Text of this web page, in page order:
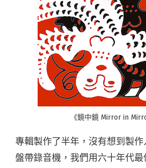
《鏡中鏡 Mirror in
專輯製作了半年，沒有想到製
盤帶錄音機，我們用六十年代